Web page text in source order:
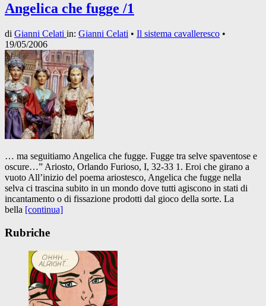
Angelica che fugge /1
di Gianni Celati in: Gianni Celati • Il sistema cavalleresco •
19/05/2006
… ma seguitiamo Angelica che fugge. Fugge tra selve spaventose e
oscure…” Ariosto, Orlando Furioso, I, 32-33 1. Eroi che girano a
vuoto All’inizio del poema ariostesco, Angelica che fugge nella
selva ci trascina subito in un mondo dove tutti agiscono in stati di
incantamento o di fissazione prodotti dal gioco della sorte. La
bella [continua]
Rubriche